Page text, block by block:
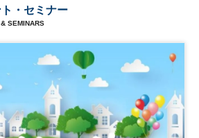
・セミナー
SEMINARS